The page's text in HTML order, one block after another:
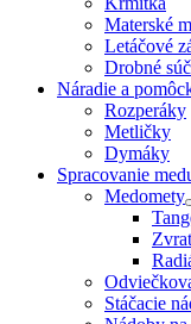
Materské
Letáčové
Drobné
Náradie a
Rozperáky
Metličky
Dymáky
Spracovanie
Medomety
Stáčacie